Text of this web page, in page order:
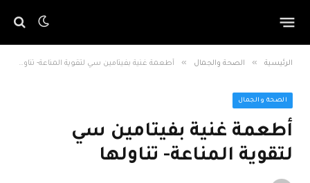
الرئيسية » الصحة والجمال » أطعمة غنية بفيتامين سي لتقوية المناعة- تناولها
الصحة والجمال
أطعمة غنية بفيتامين سي
لتقوية المناعة- تناولها